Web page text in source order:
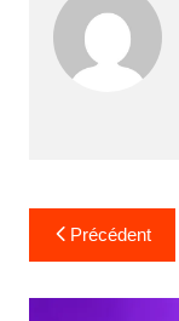
Navigation
de
l’article
Précédent